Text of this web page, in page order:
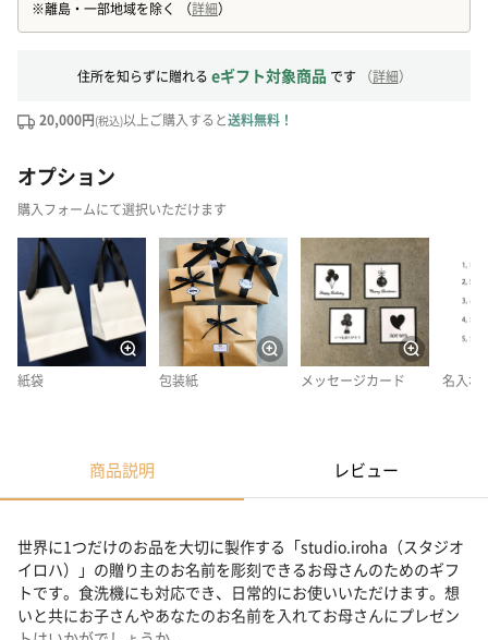
住所を知らずに贈れる eギフト対象商品 です （詳細）
20,000円(税込)以上ご購入すると送料無料！
オプション
購入フォームにて選択いただけます
紙袋 包装紙 メッセージカード 名入れ
商品説明 レビュー
世界に1つだけのお品を大切に製作する「studio.iroha（スタジオ
イロハ）」の贈り主のお名前を彫刻できるお母さんのためのギフ
トです。食洗機にも対応でき、日常的にお使いいただけます。想
いと共にお子さんやあなたのお名前を入れてお母さんにプレゼン